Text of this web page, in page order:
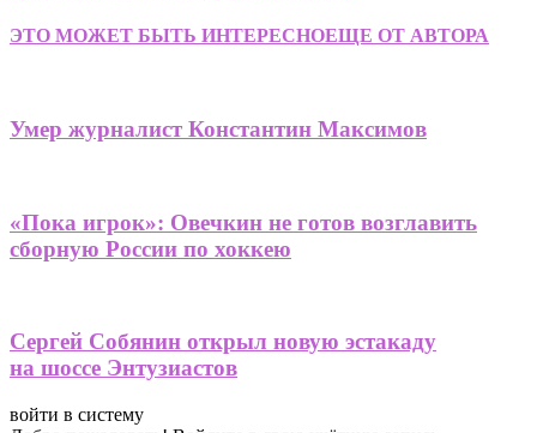
ЭТО МОЖЕТ БЫТЬ ИНТЕРЕСНОЕЩЕ ОТ АВТОРА
Умер журналист Константин Максимов
«Пока игрок»: Овечкин не готов возглавить
сборную России по хоккею
Сергей Собянин открыл новую эстакаду
на шоссе Энтузиастов
войти в систему